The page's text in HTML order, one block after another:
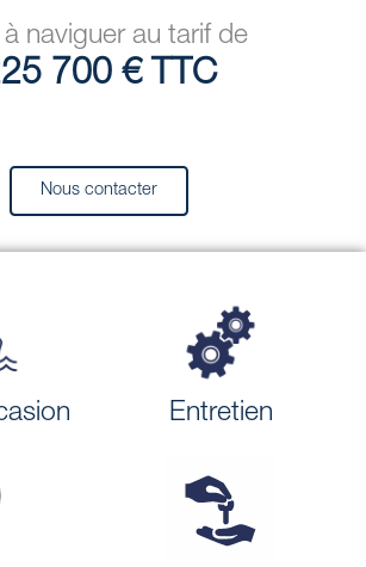
naviguer au tarif de
700 € TTC
Nous contacter
Entretien